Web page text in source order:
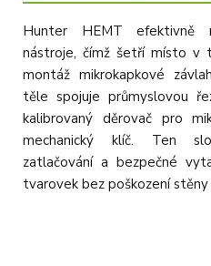
Hunter HEMT efektivně
nástroje, čímž šetří místo v
montáž mikrokapkové
těle spojuje průmyslovou
kalibrovaný děrovač pro
mechanický klíč. Ten
zatlačování a bezpečné
tvarovek bez poškození stěny